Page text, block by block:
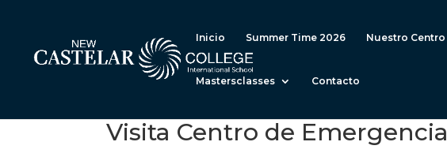
Inicio Summer Time 2026 Nuestro Centro
Mastersclasses Contacto
Visita Centro de Emergencia